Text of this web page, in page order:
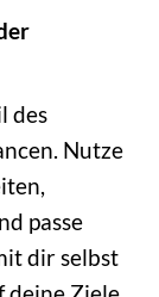
des
Nutze
passe
dir selbst